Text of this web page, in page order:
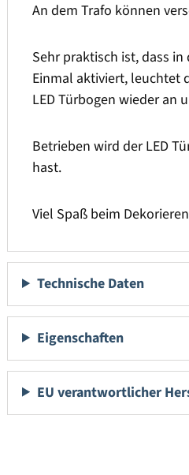
An dem Trafo können
Sehr praktisch ist, dass
Einmal aktiviert, leuchtet
LED Türbogen wieder an
Betrieben wird der LED
hast.
Viel Spaß beim
Technische Daten
Eigenschaften
EU verantwortlicher